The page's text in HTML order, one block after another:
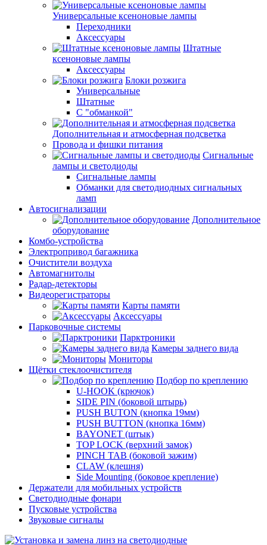
Универсальные ксеноновые лампы
Переходники
Аксессуары
Штатные
ксеноновые лампы
Аксессуары
Блоки розжига
Универсальные
Штатные
С "обманкой"
Дополнительная и атмосферная подсветка
Провода и фишки питания
Cигнальные
лампы и светодиоды
Сигнальные лампы
Обманки для светодиодных сигнальных
ламп
Автосигнализации
Дополнительное
оборудование
Комбо-устройства
Электропривод багажника
Очистители воздуха
Автомагнитолы
Радар-детекторы
Видеорегистраторы
Карты памяти
Аксессуары
Парковочные системы
Парктроники
Камеры заднего вида
Мониторы
Щётки стеклоочистителя
Подбор по креплению
U-HOOK (крючок)
SIDE PIN (боковой штырь)
PUSH BUTON (кнопка 19мм)
PUSH BUTTON (кнопка 16мм)
BAYONET (штык)
TOP LOCK (верхний замок)
PINCH TAB (боковой зажим)
CLAW (клешня)
Side Mounting (боковое крепление)
Держатели для мобильных устройств
Светодиодные фонари
Пусковые устройства
Звуковые сигналы